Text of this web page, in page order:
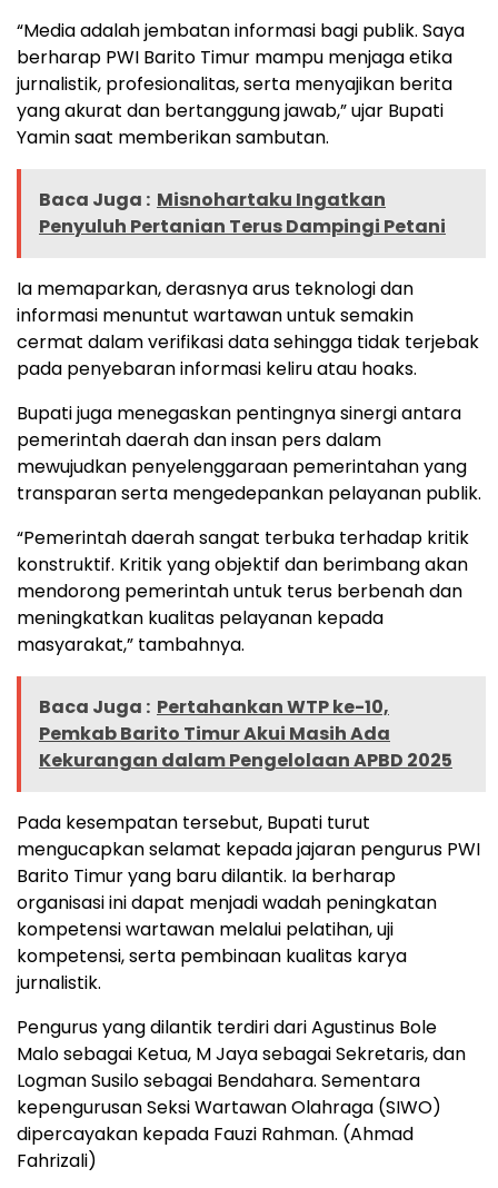
“Media adalah jembatan informasi bagi publik. Saya
berharap PWI Barito Timur mampu menjaga etika
jurnalistik, profesionalitas, serta menyajikan berita
yang akurat dan bertanggung jawab,” ujar Bupati
Yamin saat memberikan sambutan.
Baca Juga : Misnohartaku Ingatkan
Penyuluh Pertanian Terus Dampingi Petani
Ia memaparkan, derasnya arus teknologi dan
informasi menuntut wartawan untuk semakin
cermat dalam verifikasi data sehingga tidak terjebak
pada penyebaran informasi keliru atau hoaks.
Bupati juga menegaskan pentingnya sinergi antara
pemerintah daerah dan insan pers dalam
mewujudkan penyelenggaraan pemerintahan yang
transparan serta mengedepankan pelayanan publik.
“Pemerintah daerah sangat terbuka terhadap kritik
konstruktif. Kritik yang objektif dan berimbang akan
mendorong pemerintah untuk terus berbenah dan
meningkatkan kualitas pelayanan kepada
masyarakat,” tambahnya.
Baca Juga : Pertahankan WTP ke-10,
Pemkab Barito Timur Akui Masih Ada
Kekurangan dalam Pengelolaan APBD 2025
Pada kesempatan tersebut, Bupati turut
mengucapkan selamat kepada jajaran pengurus PWI
Barito Timur yang baru dilantik. Ia berharap
organisasi ini dapat menjadi wadah peningkatan
kompetensi wartawan melalui pelatihan, uji
kompetensi, serta pembinaan kualitas karya
jurnalistik.
Pengurus yang dilantik terdiri dari Agustinus Bole
Malo sebagai Ketua, M Jaya sebagai Sekretaris, dan
Logman Susilo sebagai Bendahara. Sementara
kepengurusan Seksi Wartawan Olahraga (SIWO)
dipercayakan kepada Fauzi Rahman. (Ahmad
Fahrizali)